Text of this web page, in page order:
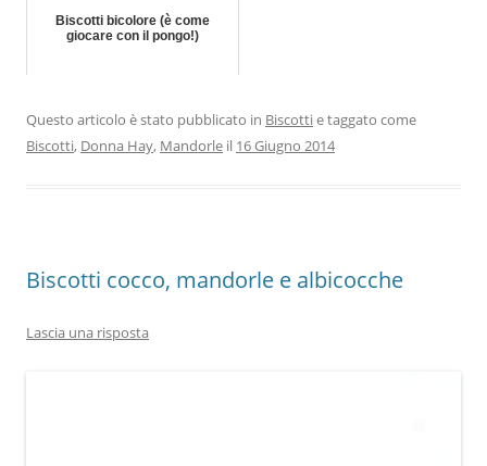
Biscotti bicolore (è come
giocare con il pongo!)
Questo articolo è stato pubblicato in Biscottie taggato come
Biscotti, Donna Hay, Mandorle il 16 Giugno 2014
Biscotti cocco, mandorle e albicocche
Lascia una risposta